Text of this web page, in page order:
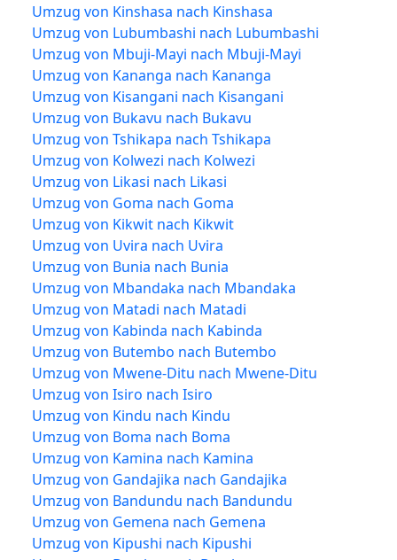
Umzug von Kinshasa nach Kinshasa
Umzug von Lubumbashi nach Lubumbashi
Umzug von Mbuji-Mayi nach Mbuji-Mayi
Umzug von Kananga nach Kananga
Umzug von Kisangani nach Kisangani
Umzug von Bukavu nach Bukavu
Umzug von Tshikapa nach Tshikapa
Umzug von Kolwezi nach Kolwezi
Umzug von Likasi nach Likasi
Umzug von Goma nach Goma
Umzug von Kikwit nach Kikwit
Umzug von Uvira nach Uvira
Umzug von Bunia nach Bunia
Umzug von Mbandaka nach Mbandaka
Umzug von Matadi nach Matadi
Umzug von Kabinda nach Kabinda
Umzug von Butembo nach Butembo
Umzug von Mwene-Ditu nach Mwene-Ditu
Umzug von Isiro nach Isiro
Umzug von Kindu nach Kindu
Umzug von Boma nach Boma
Umzug von Kamina nach Kamina
Umzug von Gandajika nach Gandajika
Umzug von Bandundu nach Bandundu
Umzug von Gemena nach Gemena
Umzug von Kipushi nach Kipushi